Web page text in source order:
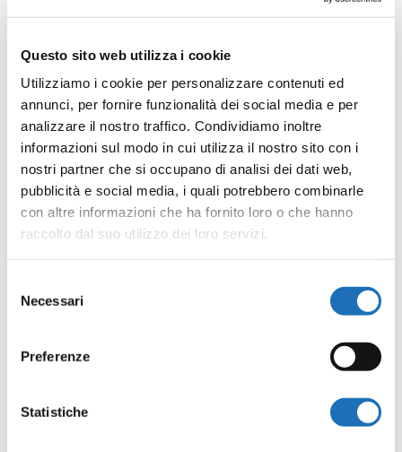
Questo sito web utilizza i cookie
Utilizziamo i cookie per personalizzare contenuti ed
annunci, per fornire funzionalità dei social media e per
analizzare il nostro traffico. Condividiamo inoltre
informazioni sul modo in cui utilizza il nostro sito con i
nostri partner che si occupano di analisi dei dati web,
pubblicità e social media, i quali potrebbero combinarle
con altre informazioni che ha fornito loro o che hanno
raccolto dal suo utilizzo dei loro servizi.
delNecessari
Preferenze
Statistiche
Miglior Film ai Golden Globes), che vedeva fra i
protagonisti Dolly Parton (nominata, sempre ai
Golden Globes, come Miglior Attrice Protagonista),
Burt Reynolds e Charles Durning, (che ebbe invece la
nomination all’Oscar come Miglior Attore Non
Protagonista). A sua volta il film fu ispirato al musical
“The Best Little Whorehouse in Texas” con musiche e
liriche di Carol Hall che debuttò a Broadway al “46th
Street Theatre” il 19 giugno del 1978 (dove rimase in
scena per ben 1,584 performance) mentre la sua
ultima versione è stata quella che vedeva come
protagonista la celebre Ann-Margret. La versione
portata in scena da QAOS sarà vivace, divertente e
leggenda del country, la legenda del più bel casino